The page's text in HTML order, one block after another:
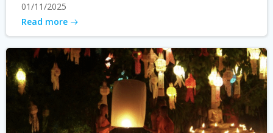
01/11/2025
Read more